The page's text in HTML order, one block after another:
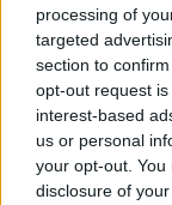
processing of
targeted
section to
opt-out request
interest-based
us or personal
your opt-out.
disclosure of
– Domstolen
pedagogiskt
här är min
säger
Grundström,